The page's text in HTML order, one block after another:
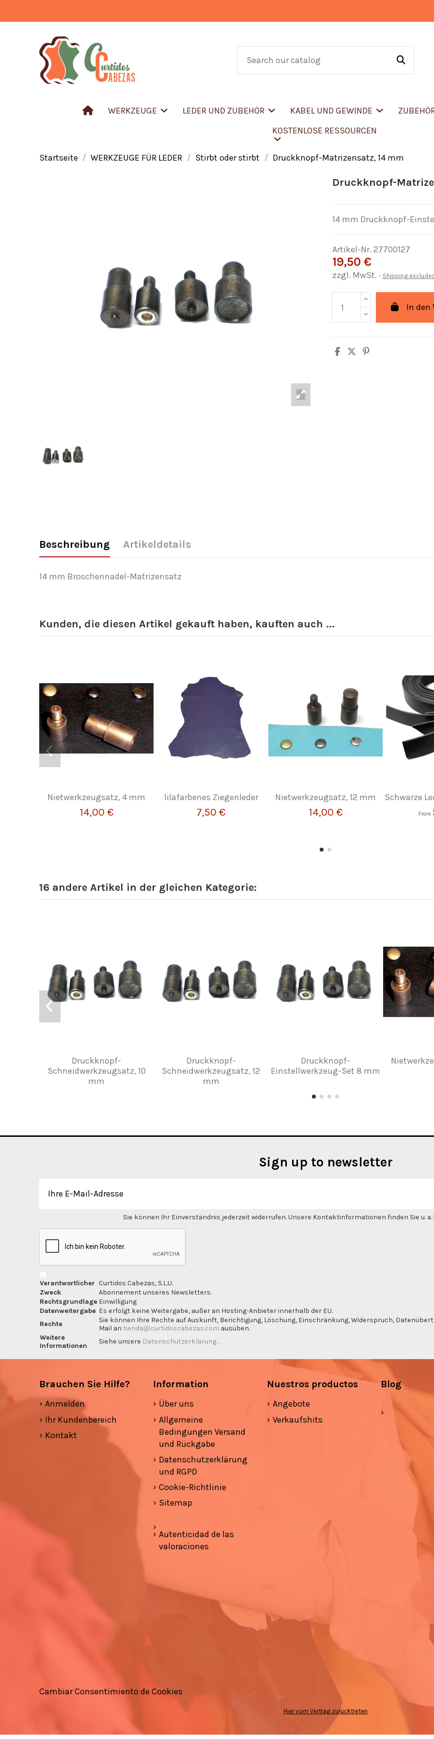
WERKZEUGE LEDER UND ZUBEHÖR KABEL UND GEWINDE
KOSTENLOSE RESSOURCEN
Startseite WERKZEUGE FÜR LEDER Stirbt oder stirbt Druckknopf-Matrizensatz, 14 mm
Druckknopf-
14 mm Druckknopf-
Artikel-Nr. 27700127
19,50 €
zzgl. MwSt. Shipping excluded
In den
Beschreibung Artikeldetails
14 mm Broschennadel-Matrizensatz
Kunden, die diesen Artikel gekauft haben, kauften auch ...
Nietwerkzeugsatz, 4 mm
14,00 €
lilafarbenes Ziegenleder
7,50 €
Nietwerkzeugsatz, 12 mm
14,00 €
Schwarze
From
16 andere Artikel in der gleichen Kategorie:
Druckknopf-
Schneidwerkzeugsatz, 10
mm
Druckknopf-
Schneidwerkzeugsatz, 12
mm
Druckknopf-
Einstellwerkzeug-Set 8 mm
Sign up to newsletter
Sie können Ihr Einverständnis jederzeit widerrufen. Unsere Kontaktinformationen finden Sie u.
Verantwortlicher Curtidos Cabezas, S.L.U.
Zweck
Abonnement unseres Newsletters.
Rechtsgrundlage Einwilligung
Datenweitergabe Es erfolgt keine Weitergabe, außer an Hosting-Anbieter innerhalb der EU.
Rechte
Sie können Ihre Rechte auf Auskunft, Berichtigung, Löschung, Einschränkung, Widerspruch,
Mail an tienda@curtidoscabezas.com ausüben.
Weitere
Informationen
Siehe unsere Datenschutzerklärung .
Brauchen Sie Hilfe?
Anmelden
Ihr Kundenbereich
Kontakt
Information
Über uns
Allgemeine
Bedingungen Versand
und Rückgabe
Datenschutzerklärung
und RGPD
Cookie-Richtlinie
Sitemap
Autenticidad de las
valoraciones
Nuestros productos
Angebote
Verkaufshits
Blog
Cambiar Consentimiento de Cookies
Hier vom Vertrag zurücktreten